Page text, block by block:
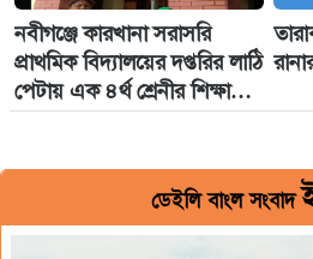
নবীগঞ্জে কারখানা সরাসরি
প্রাথমিক বিদ্যালয়ের দপ্তরির লাঠি
পেটায় এক ৪র্থ শ্রেনীর শিক্ষার্থী!
গণমাধ্যমকর্মী'র সাথে খারাপ
ডেইলি বাংল সংবাদ